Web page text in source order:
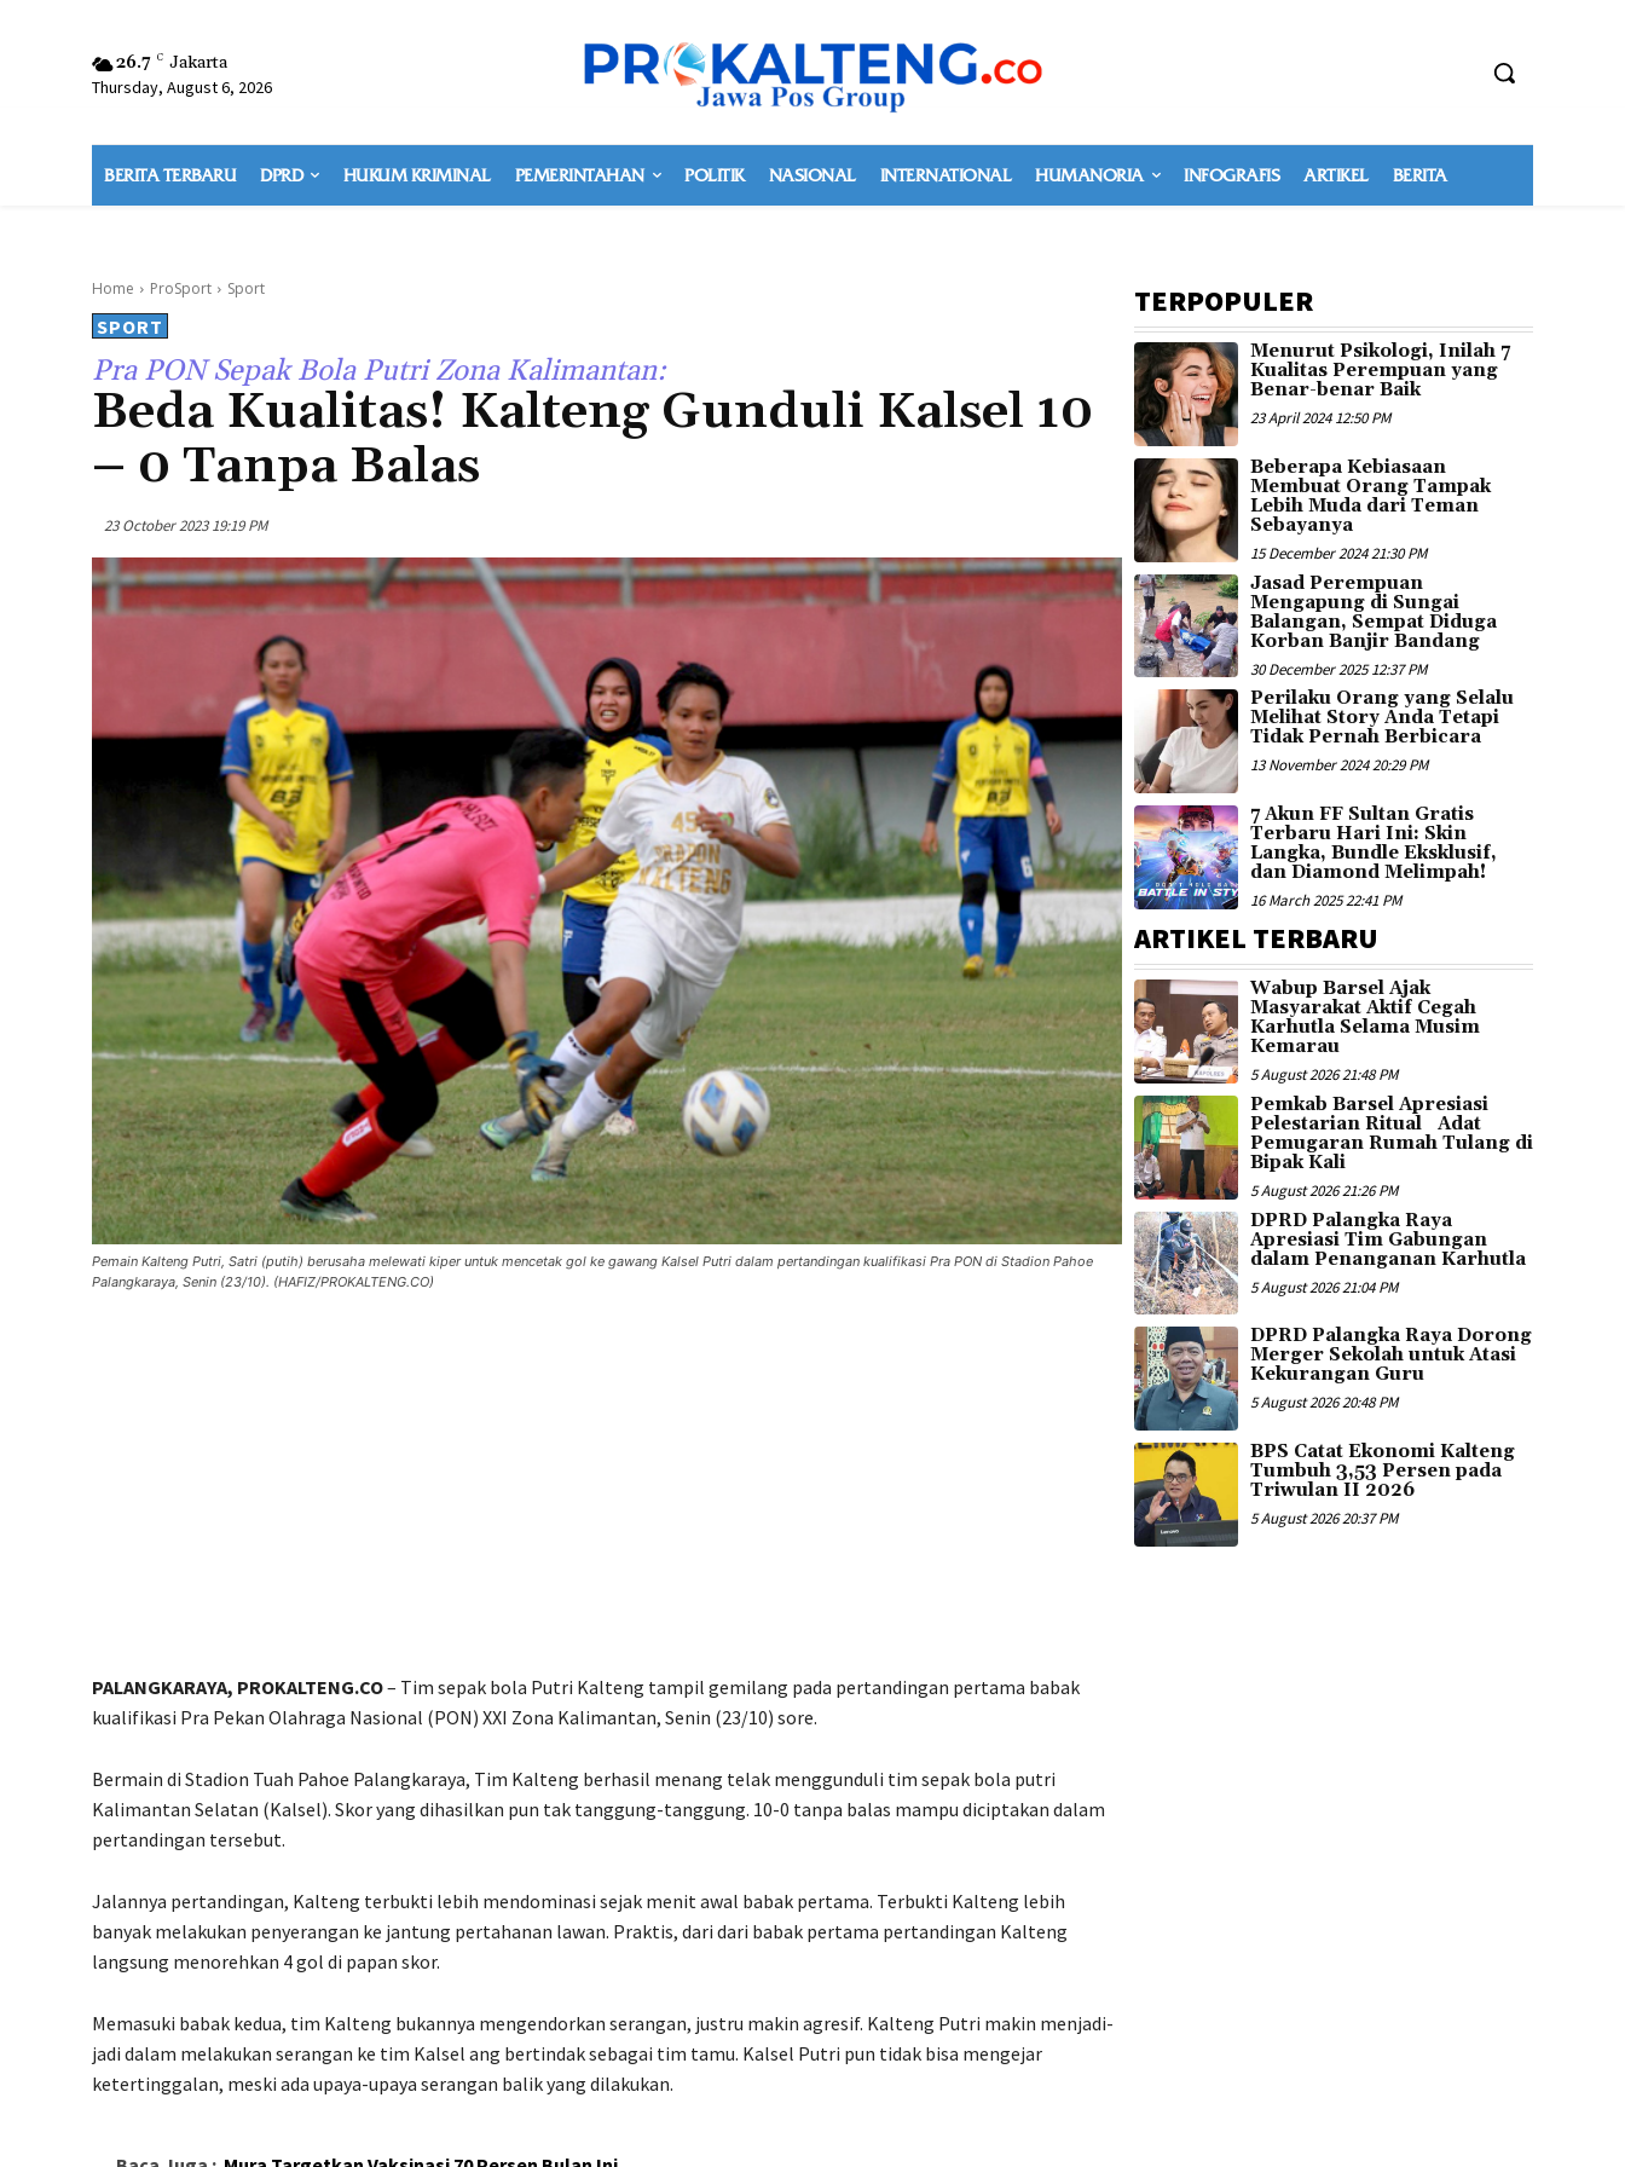
26.7 C Jakarta
Thursday, August 6, 2026
BERITA TERBARU DPRD HUKUM KRIMINAL PEMERINTAHAN POLITIK NASIONAL INTERNATIONAL HUMANORIA INFOGRAFIS ARTIKEL BERITA
Home ProSport Sport
SPORT
Pra PON Sepak Bola Putri Zona Kalimantan:
Beda Kualitas! Kalteng Gunduli Kalsel 10
– 0 Tanpa Balas
23 October 2023 19:19 PM
Pemain Kalteng Putri, Satri (putih) berusaha melewati kiper untuk mencetak gol ke gawang Kalsel Putri dalam pertandingan kualifikasi Pra PON di Stadion Pahoe
Palangkaraya, Senin (23/10). (HAFIZ/PROKALTENG.CO)
PALANGKARAYA, PROKALTENG.CO– Tim sepak bola Putri Kalteng tampil gemilang pada pertandingan pertama babak
kualifikasi Pra Pekan Olahraga Nasional (PON) XXI Zona Kalimantan, Senin (23/10) sore.
Bermain di Stadion Tuah Pahoe Palangkaraya, Tim Kalteng berhasil menang telak menggunduli tim sepak bola putri
Kalimantan Selatan (Kalsel). Skor yang dihasilkan pun tak tanggung-tanggung. 10-0 tanpa balas mampu diciptakan dalam
pertandingan tersebut.
Jalannya pertandingan, Kalteng terbukti lebih mendominasi sejak menit awal babak pertama. Terbukti Kalteng lebih
banyak melakukan penyerangan ke jantung pertahanan lawan. Praktis, dari dari babak pertama pertandingan Kalteng
langsung menorehkan 4 gol di papan skor.
Memasuki babak kedua, tim Kalteng bukannya mengendorkan serangan, justru makin agresif. Kalteng Putri makin menjadi-
jadi dalam melakukan serangan ke tim Kalsel ang bertindak sebagai tim tamu. Kalsel Putri pun tidak bisa mengejar
ketertinggalan, meski ada upaya-upaya serangan balik yang dilakukan.
TERPOPULER
Menurut Psikologi, Inilah 7
Kualitas Perempuan yang
Benar-benar Baik
23 April 2024 12:50 PM
Beberapa Kebiasaan
Membuat Orang Tampak
Lebih Muda dari Teman
Sebayanya
15 December 2024 21:30 PM
Jasad Perempuan
Mengapung di Sungai
Balangan, Sempat Diduga
Korban Banjir Bandang
30 December 2025 12:37 PM
Perilaku Orang yang Selalu
Melihat Story Anda Tetapi
Tidak Pernah Berbicara
13 November 2024 20:29 PM
7 Akun FF Sultan Gratis
Terbaru Hari Ini: Skin
Langka, Bundle Eksklusif,
dan Diamond Melimpah!
16 March 2025 22:41 PM
ARTIKEL TERBARU
Wabup Barsel Ajak
Masyarakat Aktif Cegah
Karhutla Selama Musim
Kemarau
5 August 2026 21:48 PM
Pemkab Barsel Apresiasi
Pelestarian Ritual Adat
Pemugaran Rumah Tulang di
Bipak Kali
5 August 2026 21:26 PM
DPRD Palangka Raya
Apresiasi Tim Gabungan
dalam Penanganan Karhutla
5 August 2026 21:04 PM
DPRD Palangka Raya Dorong
Merger Sekolah untuk Atasi
Kekurangan Guru
5 August 2026 20:48 PM
BPS Catat Ekonomi Kalteng
Tumbuh 3,53 Persen pada
Triwulan II 2026
5 August 2026 20:37 PM